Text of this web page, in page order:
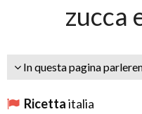
zucca
In questa pagina
Ricettaitalia